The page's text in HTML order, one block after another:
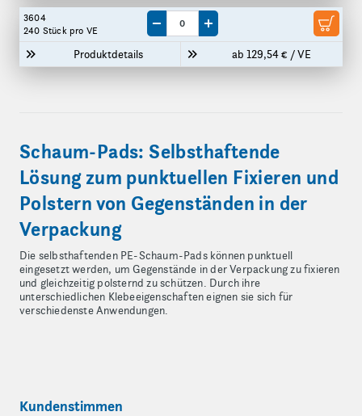
3604
240 Stückpro VE
Produktdetails ab 129,54 € / VE
Menge um eine VE reduzieren
Menge um eine VE erhöhen
Schaum-Pads: Selbsthaftende
Lösung zum punktuellen Fixieren und
Polstern von Gegenständen in der
Verpackung
Die selbsthaftenden PE-Schaum-Pads können punktuell
eingesetzt werden, um Gegenstände in der Verpackung zu fixieren
und gleichzeitig polsternd zu schützen. Durch ihre
unterschiedlichen Klebeeigenschaften eignen sie sich für
verschiedenste Anwendungen.
Kundenstimmen